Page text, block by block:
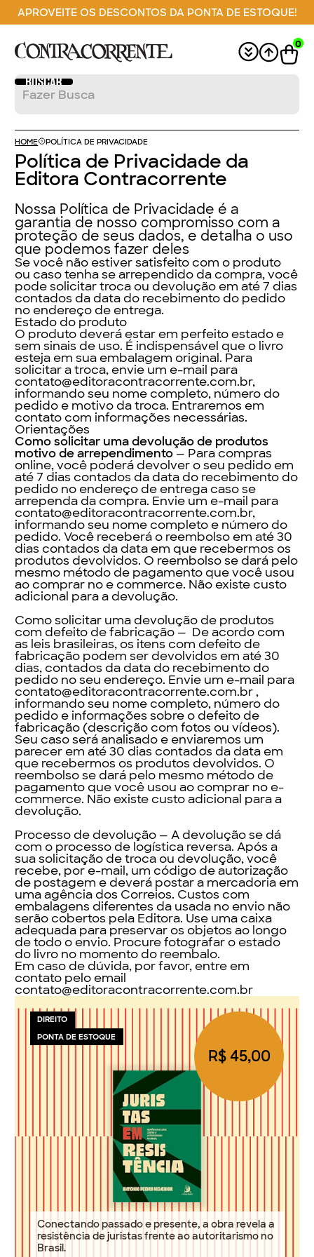
APROVEITE OS DESCONTOS DA PONTA DE ESTOQUE!
0
HOME POLÍTICA DE PRIVACIDADE
Política de Privacidade da
Editora Contracorrente
Nossa Política de Privacidade é a
garantia de nosso compromisso com a
proteção de seus dados, e detalha o uso
que podemos fazer deles
Se você não estiver satisfeito com o produto
ou caso tenha se arrependido da compra, você
pode solicitar troca ou devolução em até 7 dias
contados da data do recebimento do pedido
no endereço de entrega.
Estado do produto
O produto deverá estar em perfeito estado e
sem sinais de uso. É indispensável que o livro
esteja em sua embalagem original. Para
solicitar a troca, envie um e-mail para
contato@editoracontracorrente.com.br,
informando seu nome completo, número do
pedido e motivo da troca. Entraremos em
contato com informações necessárias.
Orientações
Como solicitar uma devolução de produtos
motivo de arrependimento— Para compras
online, você poderá devolver o seu pedido em
até 7 dias contados da data do recebimento do
pedido no endereço de entrega caso se
arrependa da compra. Envie um e-mail para
contato@editoracontracorrente.com.br,
informando seu nome completo e número do
pedido. Você receberá o reembolso em até 30
dias contados da data em que recebermos os
produtos devolvidos. O reembolso se dará pelo
mesmo método de pagamento que você usou
ao comprar no e commerce. Não existe custo
adicional para a devolução.
Como solicitar uma devolução de produtos
com defeito de fabricação — De acordo com
as leis brasileiras, os itens com defeito de
fabricação podem ser devolvidos em até 30
dias, contados da data do recebimento do
pedido no seu endereço. Envie um e-mail para
contato@editoracontracorrente.com.br ,
informando seu nome completo, número do
pedido e informações sobre o defeito de
fabricação (descrição com fotos ou vídeos).
Seu caso será analisado e enviaremos um
parecer em até 30 dias contados da data em
que recebermos os produtos devolvidos. O
reembolso se dará pelo mesmo método de
pagamento que você usou ao comprar no e-
commerce. Não existe custo adicional para a
devolução.
Processo de devolução — A devolução se dá
com o processo de logística reversa. Após a
sua solicitação de troca ou devolução, você
recebe, por e-mail, um código de autorização
de postagem e deverá postar a mercadoria em
uma agência dos Correios. Custos com
embalagens diferentes da usada no envio não
serão cobertos pela Editora. Use uma caixa
adequada para preservar os objetos ao longo
de todo o envio. Procure fotografar o estado
do livro no momento do reembalo.
Em caso de dúvida, por favor, entre em
contato pelo email
contato@editoracontracorrente.com.br
DIREITO
PONTA DE ESTOQUE
R$ 45,00
Conectando passado e presente, a obra revela a
resistência de juristas frente ao autoritarismo no
Brasil.